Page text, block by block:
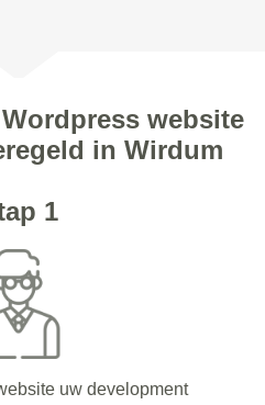
website
in Wirdum
1
uw development